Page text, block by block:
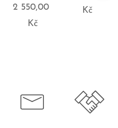
2 550,00
Kč
Kč